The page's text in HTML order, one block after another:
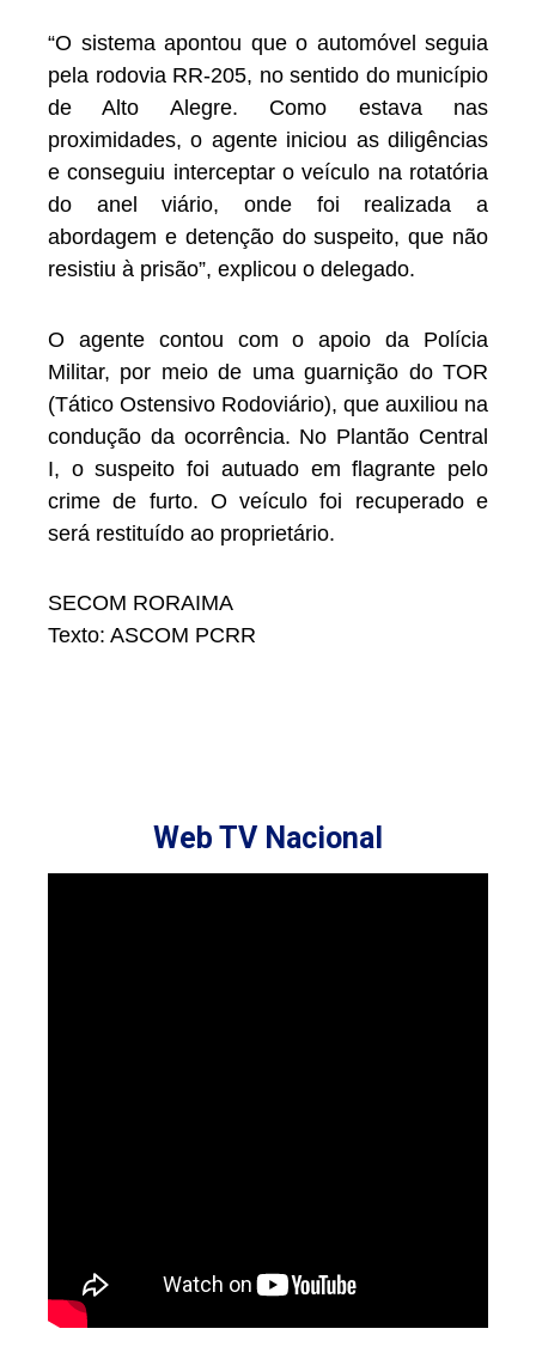
“O sistema apontou que o automóvel seguia
pela rodovia RR-205, no sentido do município
de Alto Alegre. Como estava nas
proximidades, o agente iniciou as diligências
e conseguiu interceptar o veículo na rotatória
do anel viário, onde foi realizada a
abordagem e detenção do suspeito, que não
resistiu à prisão”, explicou o delegado.
O agente contou com o apoio da Polícia
Militar, por meio de uma guarnição do TOR
(Tático Ostensivo Rodoviário), que auxiliou na
condução da ocorrência. No Plantão Central
I, o suspeito foi autuado em flagrante pelo
crime de furto. O veículo foi recuperado e
será restituído ao proprietário.
SECOM RORAIMA
Texto: ASCOM PCRR
Web TV Nacional